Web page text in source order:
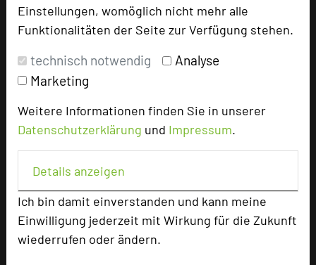
Einstellungen, womöglich nicht mehr alle
Funktionalitäten der Seite zur Verfügung stehen.
technisch notwendig
Analyse
Marketing
Weitere Informationen finden Sie in unserer
Datenschutzerklärung und Impressum.
Details anzeigen
Ich bin damit einverstanden und kann meine
Einwilligung jederzeit mit Wirkung für die Zukunft
wiederrufen oder ändern.
Ausstellungsfläche
Zimmer
78
Doppelzimmer
Einzelzimmer
andere
Besonders geeignet für
Seminar, Klausur